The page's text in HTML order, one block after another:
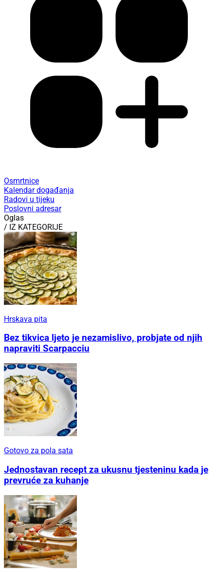
Osmrtnice
Kalendar događanja
Radovi u tijeku
Poslovni adresar
Oglas
/ IZ KATEGORIJE
Hrskava pita
Bez tikvica ljeto je nezamislivo, probjate od njih
napraviti Scarpacciu
Gotovo za pola sata
Jednostavan recept za ukusnu tjesteninu kada je
prevruće za kuhanje